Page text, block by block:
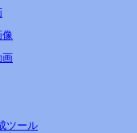
像
画
ツール